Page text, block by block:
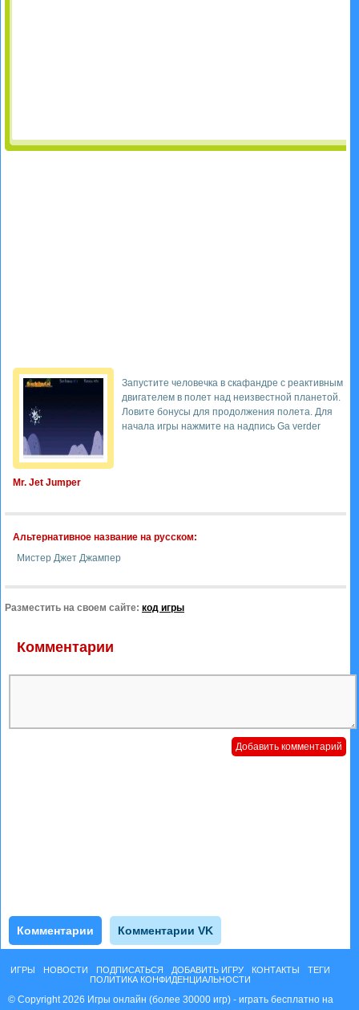
Mr. Jet Jumper
Запустите человечка в скафандре с реактивным
двигателем в полет над неизвестной планетой.
Ловите бонусы для продолжения полета. Для
начала игры нажмите на надпись Ga verder
Альтернативное название на русском:
Мистер Джет Джампер
Разместить на своем сайте: код игры
Комментарии
Комментарии Комментарии VK
ИГРЫ НОВОСТИ ПОДПИСАТЬСЯ ДОБАВИТЬ ИГРУ КОНТАКТЫ
ТЕГИ
ПОЛИТИКА КОНФИДЕНЦИАЛЬНОСТИ
© Copyright 2026 Игры онлайн (более 30000 игр) - играть бесплатно на